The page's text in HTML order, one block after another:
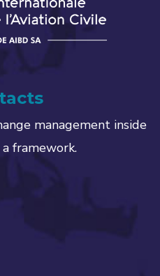
management inside
framework.